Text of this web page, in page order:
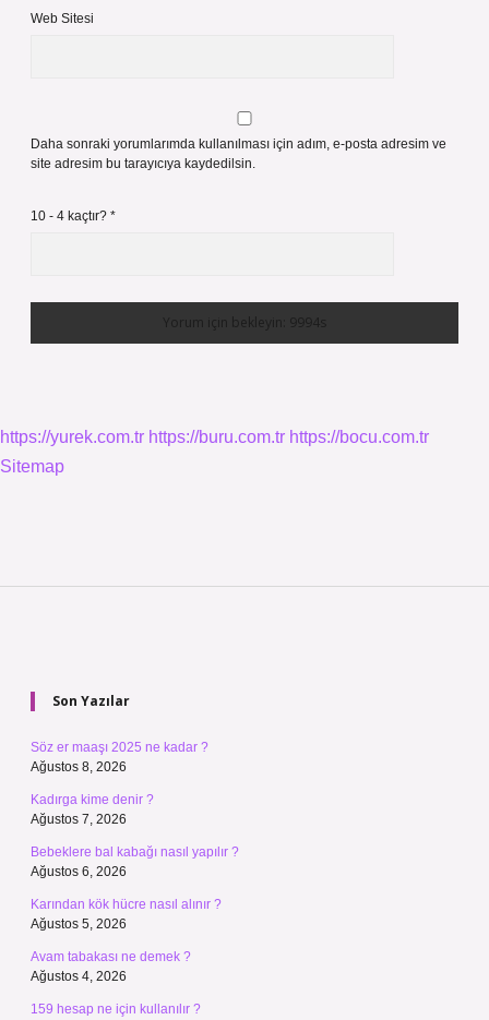
Web Sitesi
Daha sonraki yorumlarımda kullanılması için adım, e-posta adresim ve
site adresim bu tarayıcıya kaydedilsin.
10 - 4 kaçtır? *
https://yurek.com.tr https://buru.com.tr https://bocu.com.tr
Sitemap
Son Yazılar
Söz er maaşı 2025 ne kadar ?
Ağustos 8, 2026
Kadırga kime denir ?
Ağustos 7, 2026
Bebeklere bal kabağı nasıl yapılır ?
Ağustos 6, 2026
Karından kök hücre nasıl alınır ?
Ağustos 5, 2026
Avam tabakası ne demek ?
Ağustos 4, 2026
159 hesap ne için kullanılır ?